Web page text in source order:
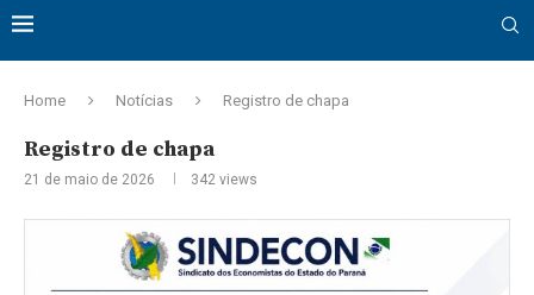
Home Notícias Registro de chapa
Registro de chapa
21 de maio de 2026 342 views